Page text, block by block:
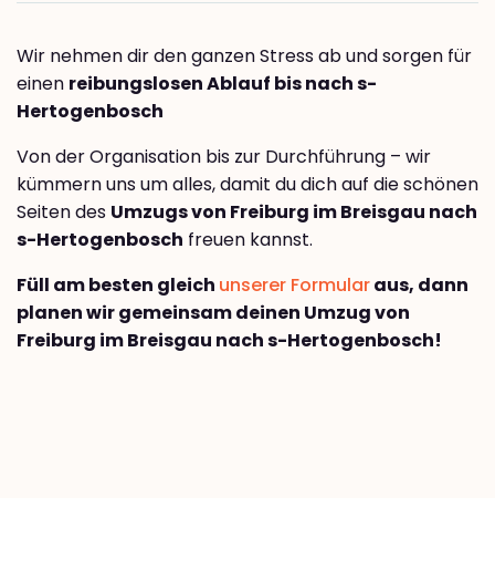
Wir nehmen dir den ganzen Stress ab und sorgen für
einen reibungslosen Ablauf bis nach s-
Hertogenbosch
Von der Organisation bis zur Durchführung – wir
kümmern uns um alles, damit du dich auf die schönen
Seiten des Umzugs von Freiburg im Breisgau nach
s-Hertogenbosch freuen kannst.
Füll am besten gleich unserer Formularaus, dann
planen wir gemeinsam deinen Umzug von
Freiburg im Breisgau nach s-Hertogenbosch!